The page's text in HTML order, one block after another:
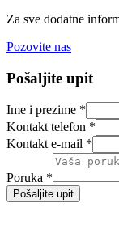
Za sve dodatne
Pozovite nas
Pošaljite upit
Ime i prezime *
Kontakt telefon *
Kontakt e-mail *
Poruka *
Pošaljite upit